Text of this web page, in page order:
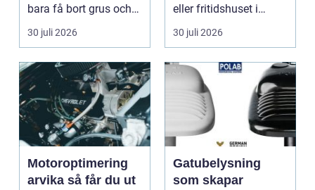
bara få bort grus och
damm från golvet.
Rena gar...
30 juli 2026
eller fritidshuset i
Enkö...
30 juli 2026
Motoroptimering
arvika så får du ut
Gatubelysning
som skapar